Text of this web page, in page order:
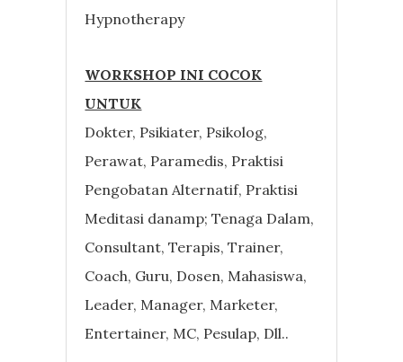
Hypnotherapy
WORKSHOP INI COCOK
UNTUK
Dokter, Psikiater, Psikolog,
Perawat, Paramedis, Praktisi
Pengobatan Alternatif, Praktisi
Meditasi danamp; Tenaga Dalam,
Consultant, Terapis, Trainer,
Coach, Guru, Dosen, Mahasiswa,
Leader, Manager, Marketer,
Entertainer, MC, Pesulap, Dll..